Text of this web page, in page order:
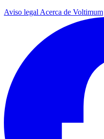
Aviso legal Acerca de Voltimum